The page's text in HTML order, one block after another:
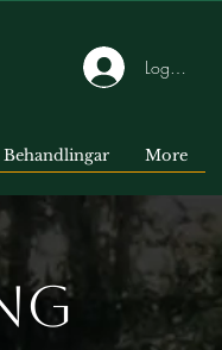
Logga in
Behandlingar More